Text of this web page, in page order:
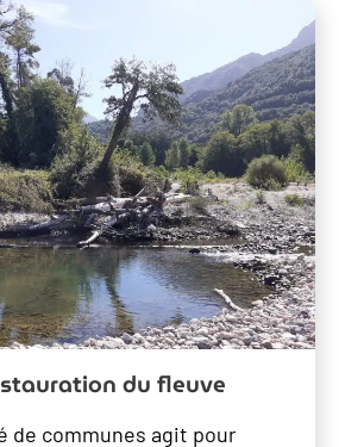
du fleuve
de communes agit pour